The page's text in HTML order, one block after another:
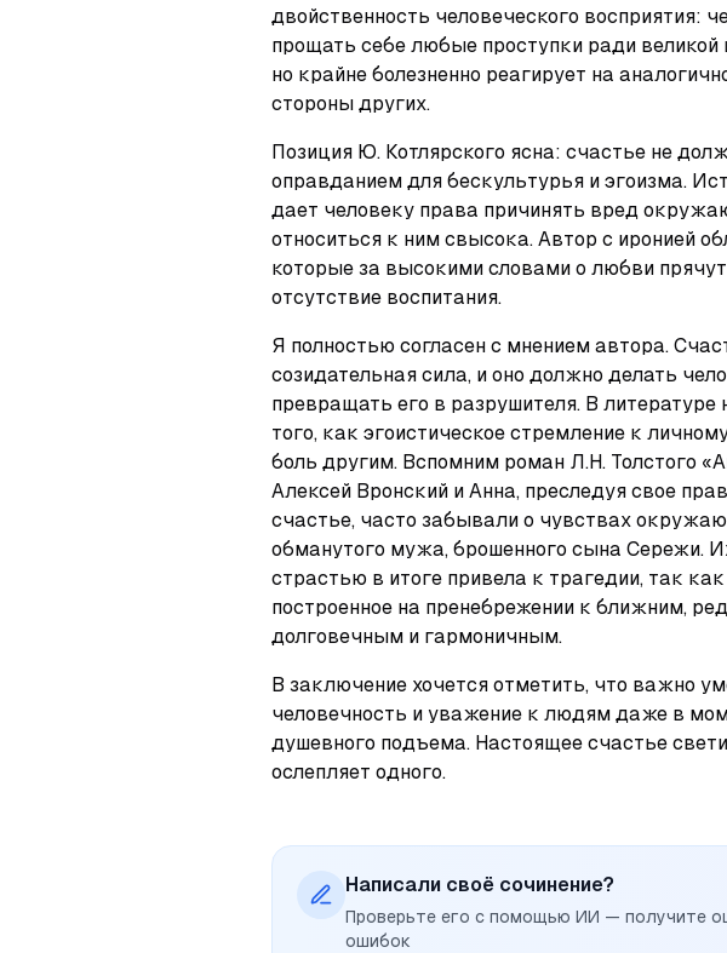
двойственность человеческого восприятия:
прощать себе любые проступки ради великой
но крайне болезненно реагирует на
стороны других.
Позиция Ю. Котлярского ясна: счастье не
оправданием для бескультурья и эгоизма.
дает человеку права причинять вред
относиться к ним свысока. Автор с иронией
которые за высокими словами о любви
отсутствие воспитания.
Я полностью согласен с мнением автора.
созидательная сила, и оно должно делать
превращать его в разрушителя. В литературе
того, как эгоистическое стремление к
боль другим. Вспомним роман Л.Н. Толстого
Алексей Вронский и Анна, преследуя свое
счастье, часто забывали о чувствах
обманутого мужа, брошенного сына Сережи.
страстью в итоге привела к трагедии, так
построенное на пренебрежении к ближним,
долговечным и гармоничным.
В заключение хочется отметить, что важно
человечность и уважение к людям даже в
душевного подъема. Настоящее счастье
ослепляет одного.
Написали своё сочинение?
Проверьте его с помощью ИИ — получите
ошибок